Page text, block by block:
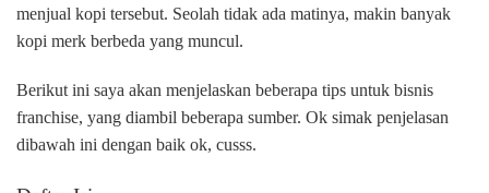
menjual kopi tersebut. Seolah tidak ada matinya, makin banyak
kopi merk berbeda yang muncul.
Berikut ini saya akan menjelaskan beberapa tips untuk bisnis
franchise, yang diambil beberapa sumber. Ok simak penjelasan
dibawah ini dengan baik ok, cusss.